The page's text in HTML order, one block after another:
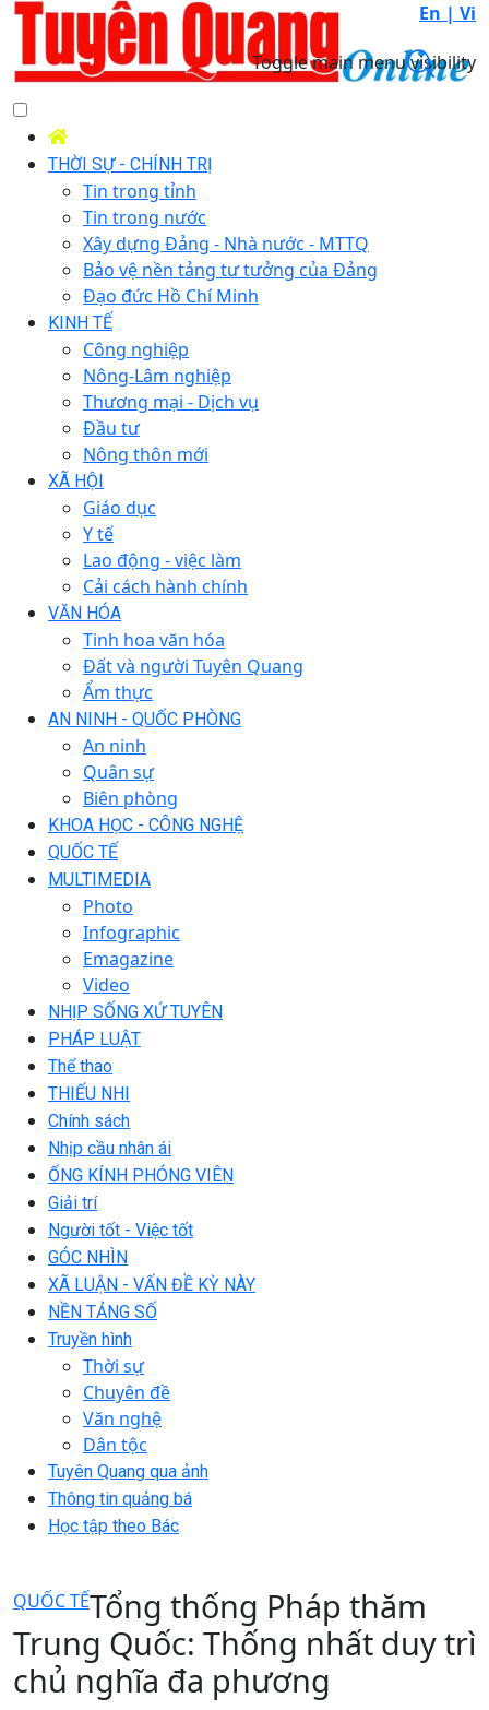
En | Vi
Toggle main menu visibility
THỜI SỰ - CHÍNH TRỊ
Tin trong tỉnh
Tin trong nước
Xây dựng Đảng - Nhà nước - MTTQ
Bảo vệ nền tảng tư tưởng của Đảng
Đạo đức Hồ Chí Minh
KINH TẾ
Công nghiệp
Nông-Lâm nghiệp
Thương mại - Dịch vụ
Đầu tư
Nông thôn mới
XÃ HỘI
Giáo dục
Y tế
Lao động - việc làm
Cải cách hành chính
VĂN HÓA
Tinh hoa văn hóa
Đất và người Tuyên Quang
Ẩm thực
AN NINH - QUỐC PHÒNG
An ninh
Quân sự
Biên phòng
KHOA HỌC - CÔNG NGHỆ
QUỐC TẾ
MULTIMEDIA
Photo
Infographic
Emagazine
Video
NHỊP SỐNG XỨ TUYÊN
PHÁP LUẬT
Thể thao
THIẾU NHI
Chính sách
Nhịp cầu nhân ái
ỐNG KÍNH PHÓNG VIÊN
Giải trí
Người tốt - Việc tốt
GÓC NHÌN
XÃ LUẬN - VẤN ĐỀ KỲ NÀY
NỀN TẢNG SỐ
Truyền hình
Thời sự
Chuyên đề
Văn nghệ
Dân tộc
Tuyên Quang qua ảnh
Thông tin quảng bá
Học tập theo Bác
QUỐC TẾTổng thống Pháp thăm
Trung Quốc: Thống nhất duy trì
chủ nghĩa đa phương